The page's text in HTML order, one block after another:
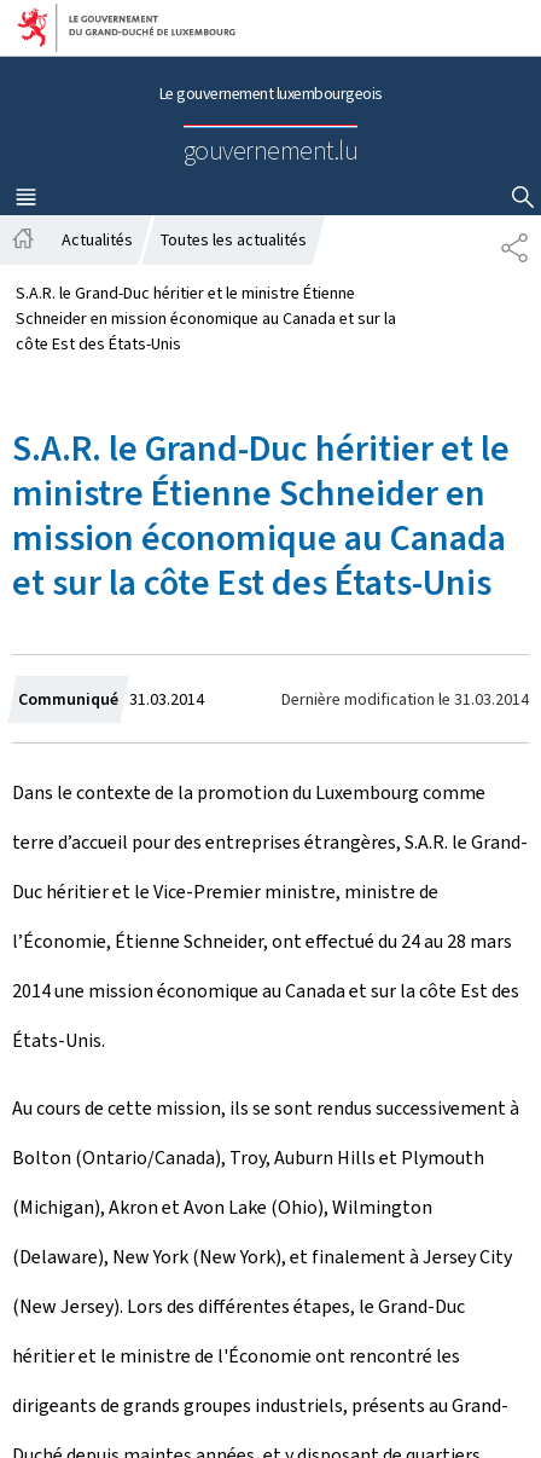
Aller au menu principal
Aller au contenu
Le gouvernement luxembourgeois
gouvernement.lu
MENU
PRINCIPAL
AFFICHER / MASQUER LA RECHERCHE
P
A
c
c
u
Actualités Toutes les actualités
S.A.R. le Grand-Duc héritier et le ministre Étienne
Schneider en mission économique au Canada et sur la
côte Est des États-Unis
S.A.R. le Grand-Duc héritier et le
ministre Étienne Schneider en
mission économique au Canada
et sur la côte Est des États-Unis
Communiqué C
r
é
e
l
e
31.03.2014 Dernière modification le 31.03.2014
Dans le contexte de la promotion du Luxembourg comme
terre d’accueil pour des entreprises étrangères, S.A.R. le Grand-
Duc héritier et le Vice-Premier ministre, ministre de
l’Économie, Étienne Schneider, ont effectué du 24 au 28 mars
2014 une mission économique au Canada et sur la côte Est des
États-Unis.
Au cours de cette mission, ils se sont rendus successivement à
Bolton (Ontario/Canada), Troy, Auburn Hills et Plymouth
(Michigan), Akron et Avon Lake (Ohio), Wilmington
(Delaware), New York (New York), et finalement à Jersey City
(New Jersey). Lors des différentes étapes, le Grand-Duc
héritier et le ministre de l'Économie ont rencontré les
dirigeants de grands groupes industriels, présents au Grand-